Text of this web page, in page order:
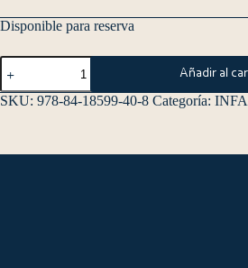
Disponible para reserva
Añadir al
SKU: 978-84-18599-40-8 Categoría: